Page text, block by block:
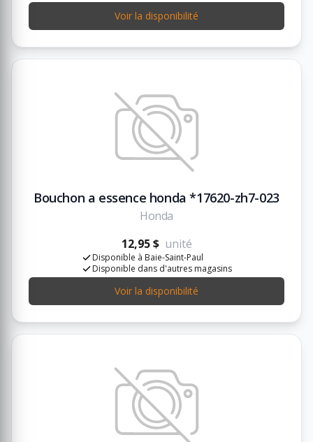
Voir la disponibilité
Bouchon a essence honda *17620-zh7-023
Honda
12,95 $ unité
Disponible à Baie-Saint-Paul
Disponible dans d'autres magasins
Voir la disponibilité